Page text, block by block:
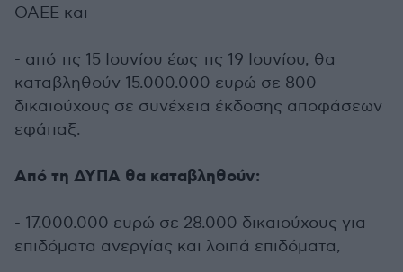
ΟΑΕΕ και
- από τις 15 Ιουνίου έως τις 19 Ιουνίου, θα
καταβληθούν 15.000.000 ευρώ σε 800
δικαιούχους σε συνέχεια έκδοσης αποφάσεων
εφάπαξ.
Από τη ΔΥΠΑ θα καταβληθούν:
- 17.000.000 ευρώ σε 28.000 δικαιούχους για
επιδόματα ανεργίας και λοιπά επιδόματα,